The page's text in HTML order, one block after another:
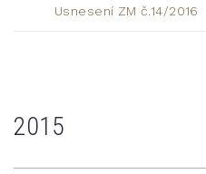
Usnesení ZM č.14/2016
2015